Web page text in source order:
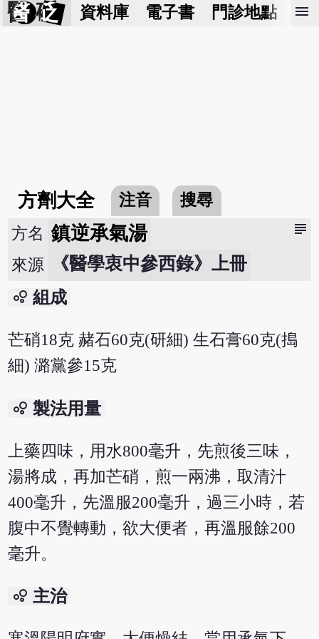
醫 砭 資料庫 電子書 門診地點 預
menu
方劑大全 注音 搜尋
subject
方名 鎮逆承氣湯
來源 《醫學衷中參西錄》上冊
bubble_chart 組成
芒硝18克 赭石60克(研細) 生石膏60克(搗
細) 潞黨參15克
bubble_chart 製法用量
上藥四味，用水800毫升，先煎後三味，
湯將成，再加芒硝，煎一兩沸，取清汁
400毫升，先溫服200毫升，過三小時，若
腹中不覺轉動，欲大便者，再溫服餘200
毫升。
bubble_chart 主治